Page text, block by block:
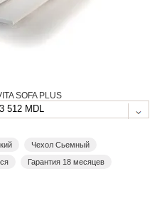
SOFA PLUS
512 MDL
Чехол Сьемный
Гарантия 18 месяцев